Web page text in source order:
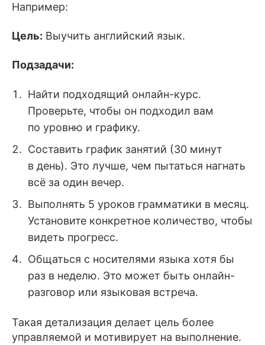
Например:
Цель: Выучить английский язык.
Подзадачи:
Найти подходящий онлайн-курс.
Проверьте, чтобы он подходил вам
по уровню и графику.
Составить график занятий (30 минут
в день). Это лучше, чем пытаться нагнать
всё за один вечер.
Выполнять 5 уроков грамматики в месяц.
Установите конкретное количество, чтобы
видеть прогресс.
Общаться с носителями языка хотя бы
раз в неделю. Это может быть онлайн-
разговор или языковая встреча.
Такая детализация делает цель более
управляемой и мотивирует на выполнение.